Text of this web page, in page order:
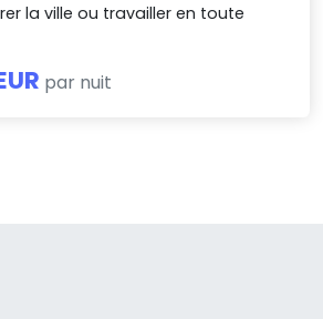
la ville ou travailler en toute
par nuit